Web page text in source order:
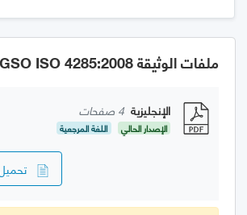
ملفات الوثيقة GSO ISO 4285:2008
الإنجليزية 4 صفحات
الإصدار الحالي اللغة المرجعية